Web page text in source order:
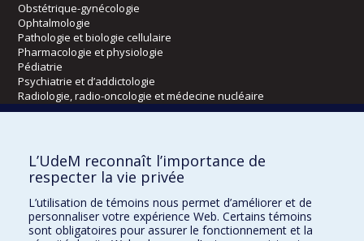
Obstétrique-gynécologie
Ophtalmologie
Pathologie et biologie cellulaire
Pharmacologie et physiologie
Pédiatrie
Psychiatrie et d’addictologie
Radiologie, radio-oncologie et médecine nucléaire
Kinésiologie et des sciences de l’activité physique
Orthophonie et audiologie
Réadaptation
L’UdeM reconnaît l’importance de
respecter la vie privée
L’utilisation de témoins nous permet d’améliorer et de
personnaliser votre expérience Web. Certains témoins
sont obligatoires pour assurer le fonctionnement et la